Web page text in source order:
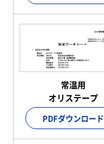
常温用
オリステープ
PDFダウンロード